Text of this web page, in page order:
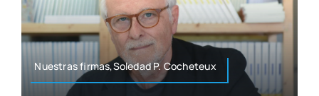
Nues­tras firmas,Soledad P. Coche­teux